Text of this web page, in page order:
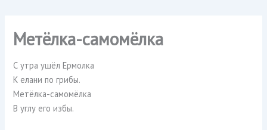
Метёлка-самомёлка
С утра ушёл Ермолка
К елани по грибы.
Метёлка-самомёлка
В углу его избы.